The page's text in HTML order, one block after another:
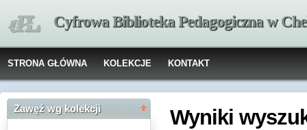
Cyfrowa Biblioteka Pedagogiczna w
STRONA GŁÓWNA KOLEKCJE KONTAKT
Zawęź wg kolekcji Wyniki